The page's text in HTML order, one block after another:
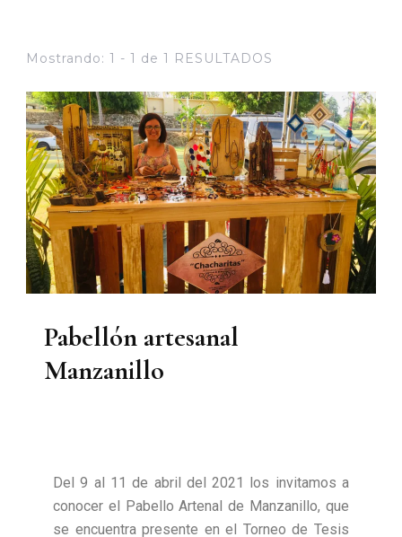
Mostrando: 1 - 1 de 1 RESULTADOS
Pabellón artesanal
Manzanillo
Del 9 al 11 de abril del 2021 los invitamos a
conocer el Pabello Artenal de Manzanillo, que
se encuentra presente en el Torneo de Tesis